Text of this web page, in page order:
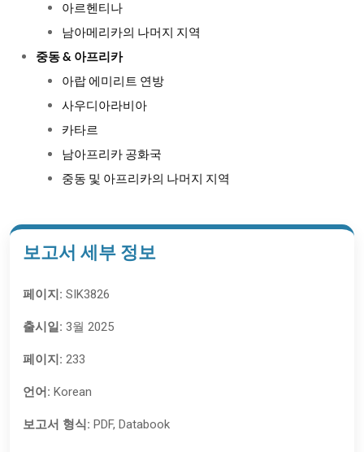
아르헨티나
남아메리카의 나머지 지역
중동 & 아프리카
아랍 에미리트 연방
사우디아라비아
카타르
남아프리카 공화국
중동 및 아프리카의 나머지 지역
보고서 세부 정보
페이지: SIK3826
출시일: 3월 2025
페이지: 233
언어: Korean
보고서 형식: PDF, Databook